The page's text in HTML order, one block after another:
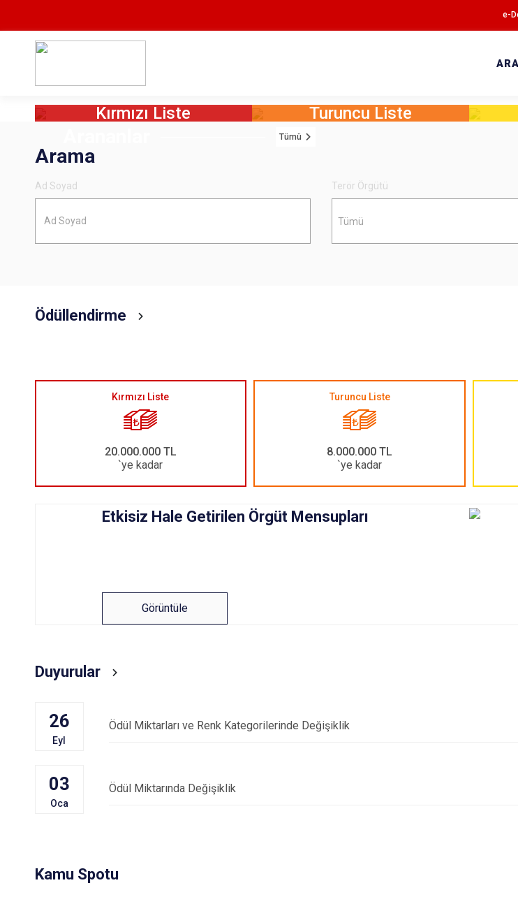
e-
Tümü
Kırmızı Liste Turuncu Liste
Arama
Ad Soyad Terör Örgütü
Tümü
Ödüllendirme
Kırmızı Liste
20.000.000 TL
`ye kadar
Turuncu Liste
8.000.000 TL
`ye kadar
Etkisiz Hale Getirilen Örgüt Mensupları
Görüntüle
Duyurular
26
Eyl
Ödül Miktarları ve Renk Kategorilerinde Değişiklik
03
Oca
Ödül Miktarında Değişiklik
Kamu Spotu